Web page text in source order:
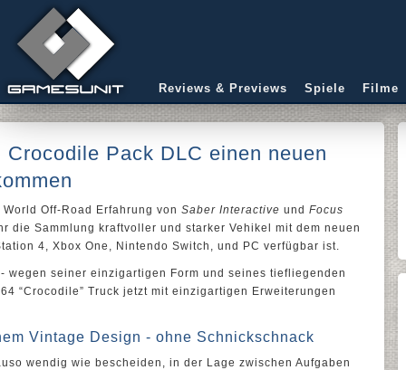
Reviews & Previews Spiele Filme
Pack DLC einen neuen
Off-Road Erfahrung von Saber Interactive und Focus
die Sammlung kraftvoller und starker Vehikel mit dem neuen
4, Xbox One, Nintendo Switch, und PC verfügbar ist.
wegen seiner einzigartigen Form und seines tiefliegenden
“Crocodile” Truck jetzt mit einzigartigen Erweiterungen
Vintage Design - ohne Schnickschnack
wendig wie bescheiden, in der Lage zwischen Aufgaben